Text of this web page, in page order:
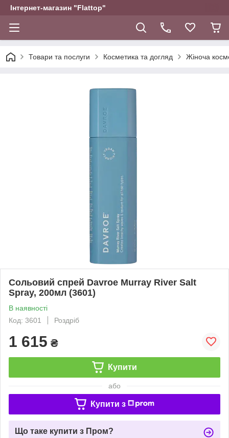
Інтернет-магазин "Flattop"
Товари та послуги Косметика та догляд Жіноча
Сольовий спрей Davroe Murray River Salt
Spray, 200мл (3601)
В наявності
Код: 3601
Роздріб
1 615 ₴
Купити
або
Купити з
Що таке купити з Пром?